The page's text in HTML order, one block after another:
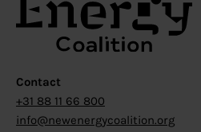
Contact
+31 88 11 66 800
info@newenergycoalition.org